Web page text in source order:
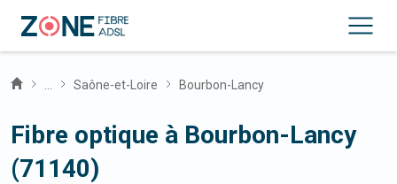
Saône-et-Loire Bourbon-Lancy
Fibre optique à Bourbon-Lancy
(71140)